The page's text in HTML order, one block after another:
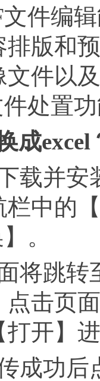
件编
版和
件以
处置
成excel
并安装
中的
。
跳转
点击页
开】
功后